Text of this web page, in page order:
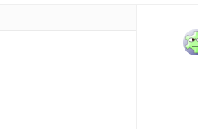
Sidebar